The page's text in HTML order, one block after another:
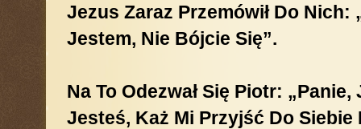
Jezus Zaraz Przemówił Do Nich:
Jestem, Nie Bójcie Się”.
Na To Odezwał Się Piotr: „Panie,
Jesteś, Każ Mi Przyjść Do Siebie